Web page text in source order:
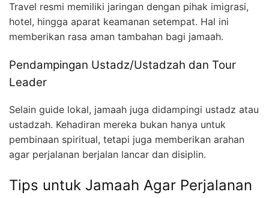
Travel resmi memiliki jaringan dengan pihak imigrasi,
hotel, hingga aparat keamanan setempat. Hal ini
memberikan rasa aman tambahan bagi jamaah.
Pendampingan Ustadz/Ustadzah dan Tour
Leader
Selain guide lokal, jamaah juga didampingi ustadz atau
ustadzah. Kehadiran mereka bukan hanya untuk
pembinaan spiritual, tetapi juga memberikan arahan
agar perjalanan berjalan lancar dan disiplin.
Tips untuk Jamaah Agar Perjalanan